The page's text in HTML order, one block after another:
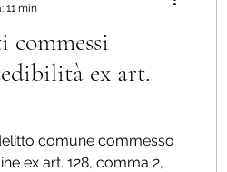
pubblica
ex art.
comune commesso
ex art. 128, comma 2,
11 min